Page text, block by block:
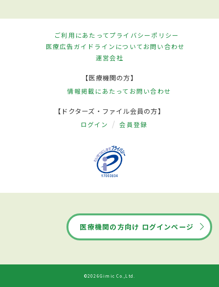
ご利用にあたってプライバシーポリシー
医療広告ガイドラインについてお問い合わせ
運営会社
【医療機関の方】
情報掲載にあたって お問い合わせ
【ドクターズ・ファイル会員の方】
ログイン 会員登録
医療機関の方向け ログインページ
©2026Gimic Co.,Ltd.